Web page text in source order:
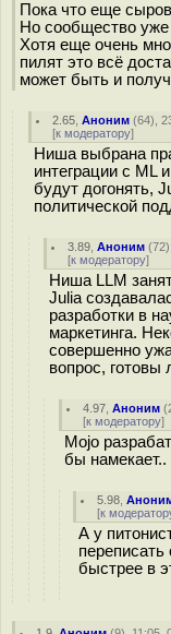
Пока что еще
Но сообщество уже
Хотя еще очень
пилят это всё
может быть и
2.65 ,Аноним (64),
[к модератору]
Ниша выбрана
интеграции с ML
будут догонять,
политической
3.89 ,Аноним (72
[к модератору]
Ниша LLM
Julia
разработки в
маркетинга.
совершенно
вопрос, готовы
4.97 ,Аноним (
[к модератору]
Mojo
бы намекает..
5.98 ,
[к
А у
быстрее в